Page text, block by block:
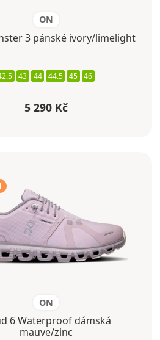
ON
3 pánské ivory/limelight
43 44 44.5 45 46
5 290 Kč
ON
6 Waterproof dámská
mauve/zinc